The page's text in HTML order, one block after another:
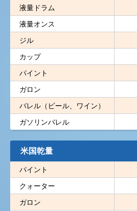
液量ドラム
液量オンス
ジル
カップ
パイント
ガロン
バレル（ビール、ワイン）
ガソリンバレル
米国乾量
パイント
クォーター
ガロン